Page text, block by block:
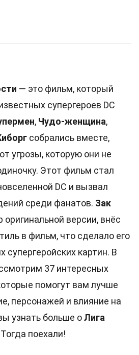
— это фильм, который
супергероев DC
, Чудо-женщина,
собрались вместе,
угрозы, которую они не
Этот фильм стал
DC и вызвал
среди фанатов. Зак
оригинальной версии, внёс
в фильм, что сделало его
супергеройских картин. В
37 интересных
помогут вам лучше
персонажей и влияние на
узнать больше оЛига
поехали!